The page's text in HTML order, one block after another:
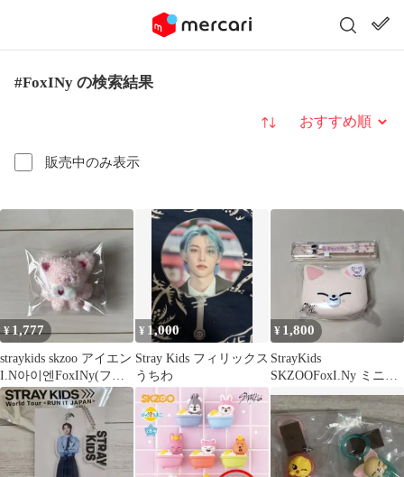
#FoxINy の検索結果
販売中のみ表示
並び替え
¥1,777
straykids skzoo アイエン
I.N아이엔FoxINy(フォ
クシニー)
¥ 1,000
Stray Kids フィリックス
うちわ
¥ 1,800
StrayKids
SKZOOFoxI.Ny ミニボ
ックス カトラリー ア
イエン